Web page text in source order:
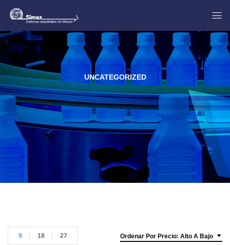
UNCATEGORIZED
Ordenar Por Precio: Alto A Bajo
9 18 27